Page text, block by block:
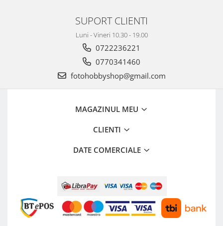
SUPORT CLIENTI
Luni - Vineri 10.30 - 19.00
0722236221
0770341460
fotohobbyshop@gmail.com
MAGAZINUL MEU
CLIENTI
DATE COMERCIALE